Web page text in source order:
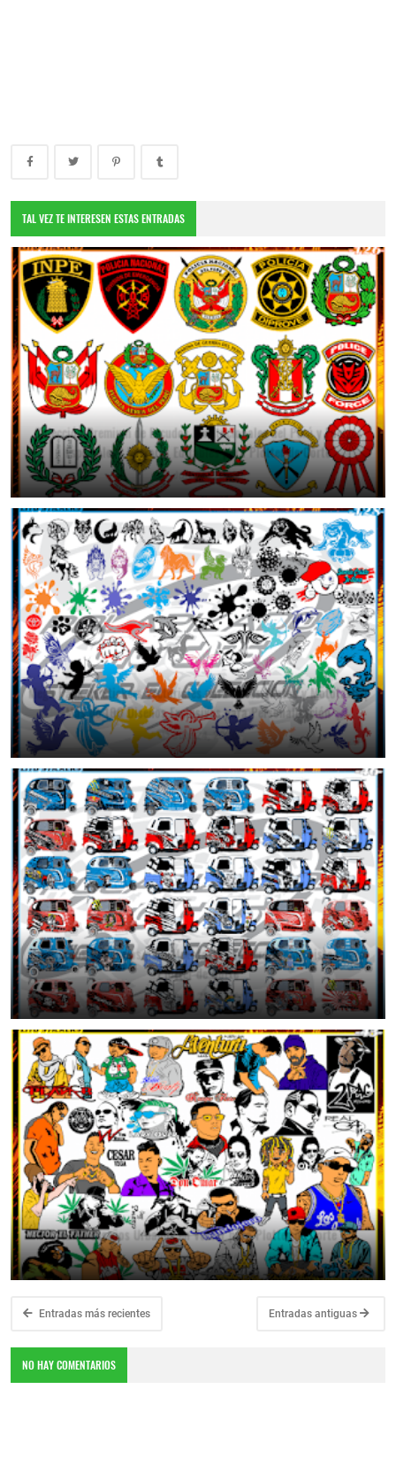
TAL VEZ TE INTERESEN ESTAS ENTRADAS
Colección Premium de Escudos Institucionales del Perú y Fuerzas
Especiales | Vectores Editables para Plotter de Corte
July 25, 2026
Mega Pack de Stickers Vectoriales para Autos, Motos y Mototaxis |
Más de 100 Diseños Exclusivos para Personalización
July 24, 2026
46 Diseños Exclusivos para Mototaxi | Stickers Tuning Listos para
Plotter de Corte
June 25, 2026
🔥 43 Diseños Urbanos en Vector para Plotter de Corte
June 25, 2026
Entradas más recientes Entradas antiguas
NO HAY COMENTARIOS